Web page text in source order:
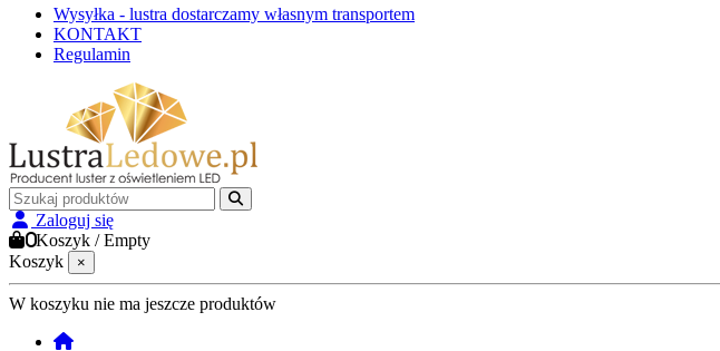
Wysyłka - lustra dostarczamy własnym transportem
KONTAKT
Regulamin
Zaloguj się
0Koszyk /Empty
Koszyk
×
W koszyku nie ma jeszcze produktów